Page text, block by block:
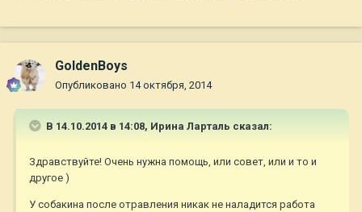
GoldenBoys
Опубликовано 14 октября, 2014
В 14.10.2014 в 14:08, Ирина Ларталь сказал:
Здравствуйте! Очень нужна помощь, или совет, или и то и
другое )
У собакина после отравления никак не наладится работа